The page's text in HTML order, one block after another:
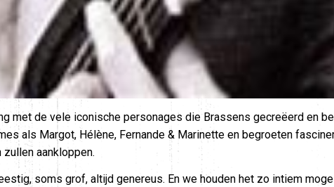
met de vele iconische personages die Brassens gecreëerd en
als Margot, Hélène, Fernande & Marinette en begroeten
aankloppen.
soms grof, altijd genereus. En we houden het zo intiem